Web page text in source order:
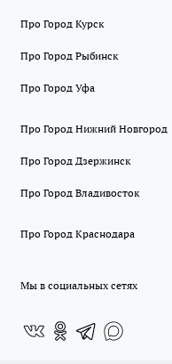
Про Город Курск
Про Город Рыбинск
Про Город Уфа
Про Город Нижний Новгород
Про Город Дзержинск
Про Город Владивосток
Про Город Краснодара
Мы в социальных сетях